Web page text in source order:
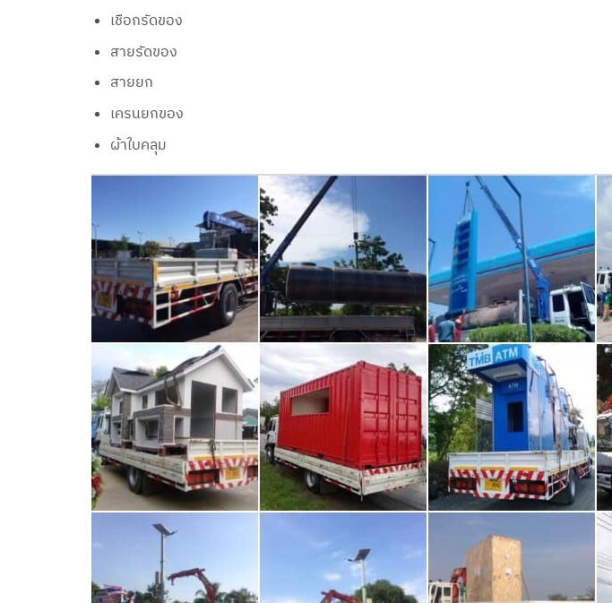
เชือกรัดของ
สายรัดของ
สายยก
เครนยกของ
ผ้าใบคลุม